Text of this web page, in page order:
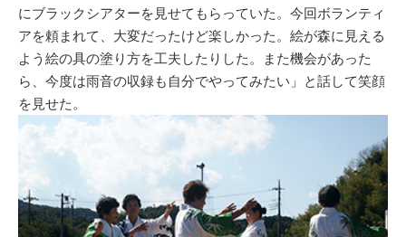
にブラックシアターを見せてもらっていた。今回ボランティ
アを頼まれて、大変だったけど楽しかった。絵が森に見える
よう絵の具の塗り方を工夫したりした。また機会があった
ら、今度は雨音の収録も自分でやってみたい」と話して笑顔
を見せた。